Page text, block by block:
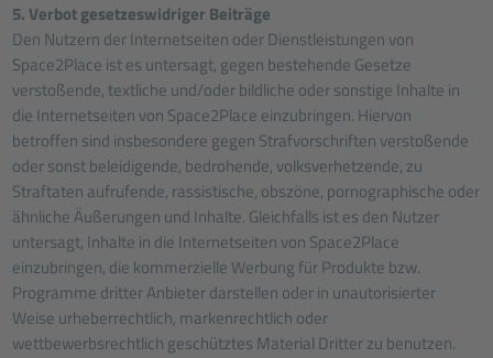
5. Verbot gesetzeswidriger Beiträge
Den Nutzern der Internetseiten oder Dienstleistungen von
Space2Place ist es untersagt, gegen bestehende Gesetze
verstoßende, textliche und/oder bildliche oder sonstige Inhalte in
die Internetseiten von Space2Place einzubringen. Hiervon
betroffen sind insbesondere gegen Strafvorschriften verstoßende
oder sonst beleidigende, bedrohende, volksverhetzende, zu
Straftaten aufrufende, rassistische, obszöne, pornographische oder
ähnliche Äußerungen und Inhalte. Gleichfalls ist es den Nutzer
untersagt, Inhalte in die Internetseiten von Space2Place
einzubringen, die kommerzielle Werbung für Produkte bzw.
Programme dritter Anbieter darstellen oder in unautorisierter
Weise urheberrechtlich, markenrechtlich oder
wettbewerbsrechtlich geschütztes Material Dritter zu benutzen.